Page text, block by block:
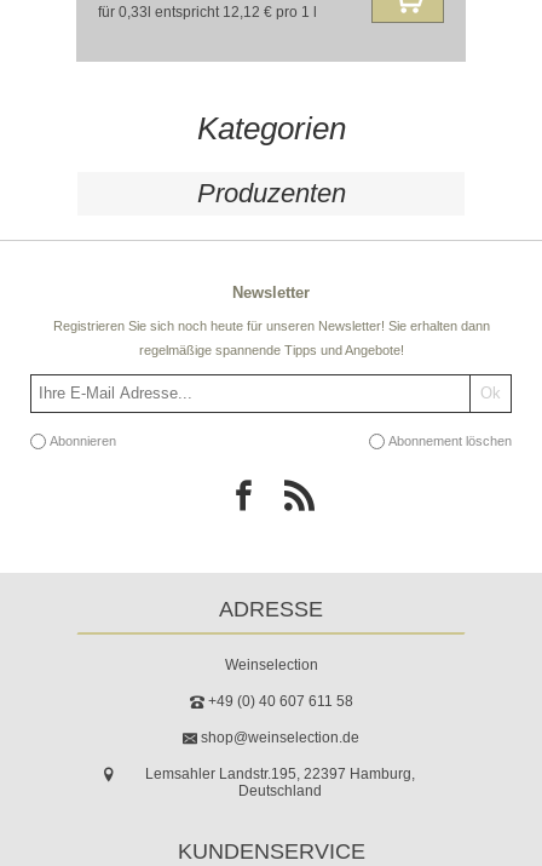
für 0,33l entspricht 12,12 € pro 1 l
Kategorien
Produzenten
Newsletter
Registrieren Sie sich noch heute für unseren Newsletter! Sie erhalten dann
regelmäßige spannende Tipps und Angebote!
Abonnieren Abonnement löschen
ADRESSE
Weinselection
+49 (0) 40 607 611 58
shop@weinselection.de
Lemsahler Landstr.195, 22397 Hamburg,
Deutschland
KUNDENSERVICE